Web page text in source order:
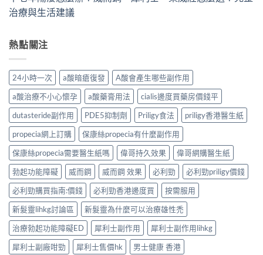
治療與生活建議
熱點關注
24小時一次 a酸暗瘡復發
A酸會產生哪些副作用
a酸治療不小心懷孕
a酸藥膏用法
cialis邊度買藥房價錢平
dutasteride副作用
PDE5抑制劑 Priligy食法
priligy香港醫生紙
propecia網上訂購
保康絲propecia有什麼副作用
保康絲propecia需要醫生紙嗎
偉哥持久效果
偉哥網購醫生紙
勃起功能障礙
威而鋼 威而鋼 效果 必利勁
必利勁priligy價錢
必利勁購買指南:價錢
必利勁香港邊度買
按需服用
新髮靈lihkg討論區
新髮靈為什麼可以治療雄性禿
治療勃起功能障礙ED
犀利士副作用
犀利士副作用lihkg
犀利士副廠咁勁
犀利士售價hk 男士健康 香港